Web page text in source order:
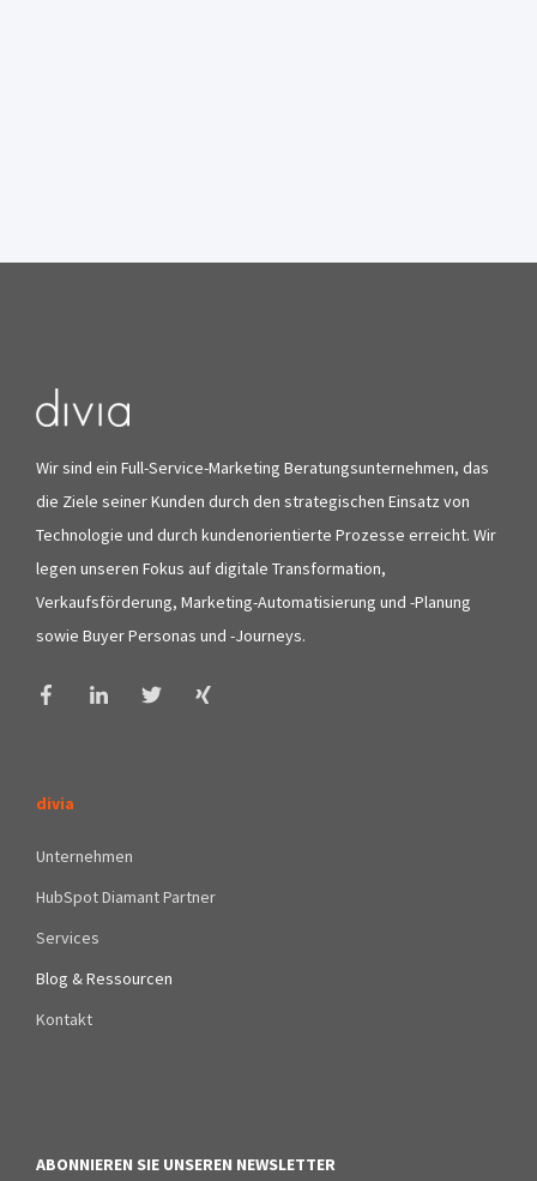
Wir sind ein Full-Service-Marketing Beratungsunternehmen, das
die Ziele seiner Kunden durch den strategischen Einsatz von
Technologie und durch kundenorientierte Prozesse erreicht. Wir
legen unseren Fokus auf digitale Transformation,
Verkaufsförderung, Marketing-Automatisierung und -Planung
sowie Buyer Personas und -Journeys.
divia
Unternehmen
HubSpot Diamant Partner
Services
Blog & Ressourcen
Kontakt
ABONNIEREN SIE UNSEREN NEWSLETTER